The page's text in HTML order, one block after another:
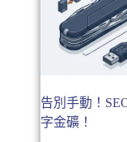
告別手動！
字金礦！